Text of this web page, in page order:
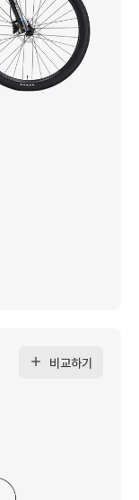
비교하기